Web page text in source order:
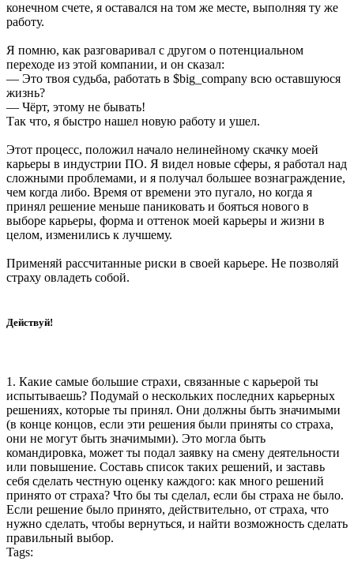
конечном счете, я оставался на том же месте, выполняя ту же
работу.
Я помню, как разговаривал с другом о потенциальном
переходе из этой компании, и он сказал:
— Это твоя судьба, работать в $big_company всю оставшуюся
жизнь?
— Чёрт, этому не бывать!
Так что, я быстро нашел новую работу и ушел.
Этот процесс, положил начало нелинейному скачку моей
карьеры в индустрии ПО. Я видел новые сферы, я работал над
сложными проблемами, и я получал большее вознаграждение,
чем когда либо. Время от времени это пугало, но когда я
принял решение меньше паниковать и бояться нового в
выборе карьеры, форма и оттенок моей карьеры и жизни в
целом, изменились к лучшему.
Применяй рассчитанные риски в своей карьере. Не позволяй
страху овладеть собой.
Действуй!
1. Какие самые большие страхи, связанные с карьерой ты
испытываешь? Подумай о нескольких последних карьерных
решениях, которые ты принял. Они должны быть значимыми
(в конце концов, если эти решения были приняты со страха,
они не могут быть значимыми). Это могла быть
командировка, может ты подал заявку на смену деятельности
или повышение. Составь список таких решений, и заставь
себя сделать честную оценку каждого: как много решений
принято от страха? Что бы ты сделал, если бы страха не было.
Если решение было принято, действительно, от страха, что
нужно сделать, чтобы вернуться, и найти возможность сделать
правильный выбор.
Tags: